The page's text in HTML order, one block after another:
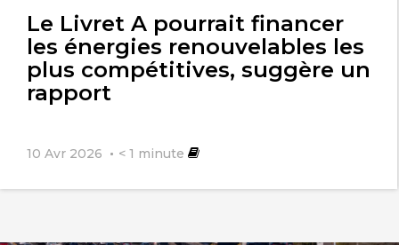
Le Livret A pourrait financer
les énergies renouvelables les
plus compétitives, suggère un
rapport
10 Avr 2026 < 1 minute